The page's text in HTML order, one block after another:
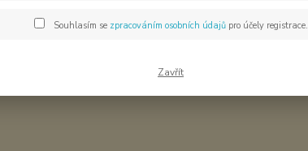
Souhlasím se zpracováním osobních údajůpro účely registrace.
Zavřít